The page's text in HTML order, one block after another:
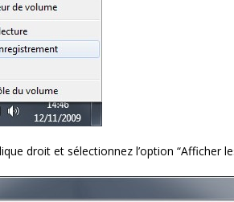
droit et sélectionnez l’option “Afficher